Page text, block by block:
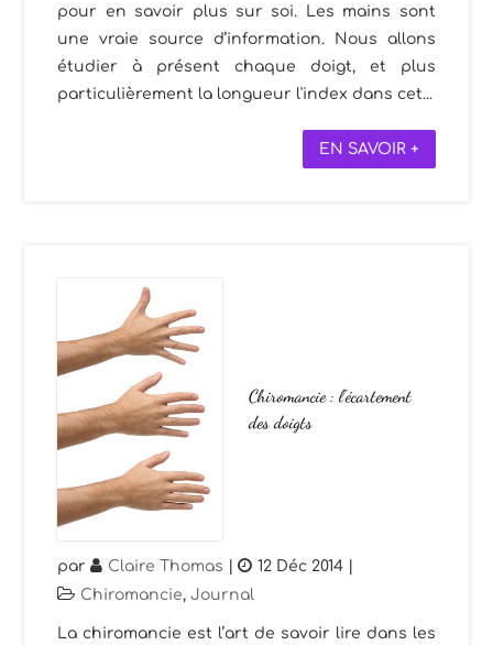
pour en savoir plus sur soi. Les mains sont
une vraie source d’information. Nous allons
étudier à présent chaque doigt, et plus
particulièrement la longueur l'index dans cet...
EN SAVOIR +
Chiromancie : l’écartement
des doigts
par Claire Thomas | 12 Déc 2014 |
Chiromancie,Journal
La chiromancie est l’art de savoir lire dans les